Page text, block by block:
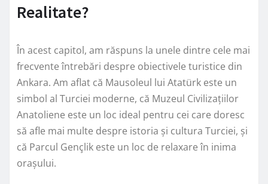
Realitate?
În acest capitol, am răspuns la unele dintre cele mai
frecvente întrebări despre obiectivele turistice din
Ankara. Am aflat că Mausoleul lui Atatürk este un
simbol al Turciei moderne, că Muzeul Civilizațiilor
Anatoliene este un loc ideal pentru cei care doresc
să afle mai multe despre istoria și cultura Turciei, și
că Parcul Gençlik este un loc de relaxare în inima
orașului.